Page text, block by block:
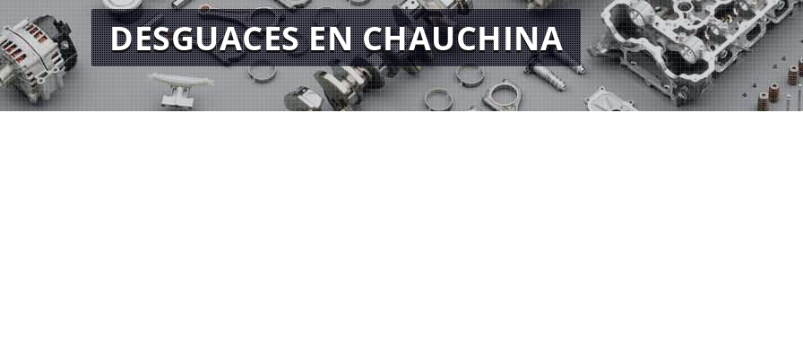
DESGUACES EN CHAUCHINA